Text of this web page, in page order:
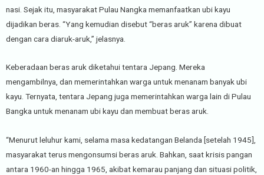
nasi. Sejak itu, masyarakat Pulau Nangka memanfaatkan ubi kayu
dijadikan beras. “Yang kemudian disebut “beras aruk” karena dibuat
dengan cara diaruk-aruk,” jelasnya.
Keberadaan beras aruk diketahui tentara Jepang. Mereka
mengambilnya, dan memerintahkan warga untuk menanam banyak ubi
kayu. Ternyata, tentara Jepang juga memerintahkan warga lain di Pulau
Bangka untuk menanam ubi kayu dan membuat beras aruk.
“Menurut leluhur kami, selama masa kedatangan Belanda [setelah 1945],
masyarakat terus mengonsumsi beras aruk. Bahkan, saat krisis pangan
antara 1960-an hingga 1965, akibat kemarau panjang dan situasi politik,